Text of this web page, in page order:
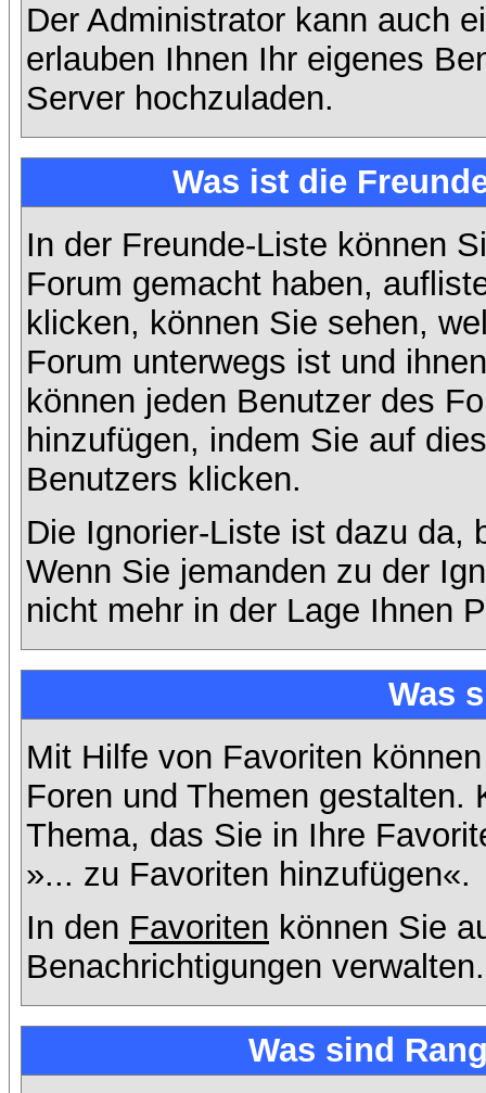
Der Administrator kann auch
erlauben Ihnen Ihr eigenes
Server hochzuladen.
Was ist die
In der Freunde-Liste können
Forum gemacht haben,
klicken, können Sie sehen,
Forum unterwegs ist und
können jeden Benutzer des
hinzufügen, indem Sie auf
Benutzers klicken.
Die Ignorier-Liste ist dazu da,
Wenn Sie jemanden zu der
nicht mehr in der Lage Ihnen
Was
Mit Hilfe von Favoriten
Foren und Themen gestalten.
Thema, das Sie in Ihre
»... zu Favoriten hinzufügen«.
In den Favoriten können Sie
Benachrichtigungen verwalten.
Was sind